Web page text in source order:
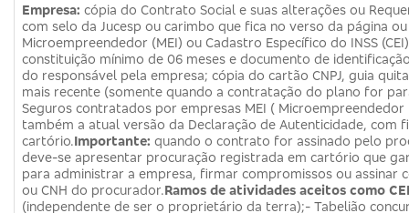
Empresa: cópia do Contrato Social e suas alterações ou
com selo da Jucesp ou carimbo que fica no verso da página
Microempreendedor (MEI) ou Cadastro Específico do INSS
constituição mínimo de 06 meses e documento de
do responsável pela empresa; cópia do cartão CNPJ, guia
mais recente (somente quando a contratação do plano for
Seguros contratados por empresas MEI ( Microempreendedor
também a atual versão da Declaração de Autenticidade, com
cartório.Importante: quando o contrato for assinado pelo
deve-se apresentar procuração registrada em cartório que
para administrar a empresa, firmar compromissos ou assinar
ou CNH do procurador.Ramos de atividades aceitos como
(independente de ser o proprietário da terra);- Tabelião